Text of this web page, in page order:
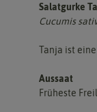
Salatgurke
Cucumis
Tanja ist
Aussaat
Früheste